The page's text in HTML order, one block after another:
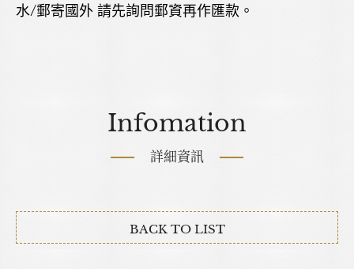
水/郵寄國外 請先詢問郵資再作匯款。
Infomation
詳細資訊
BACK TO LIST